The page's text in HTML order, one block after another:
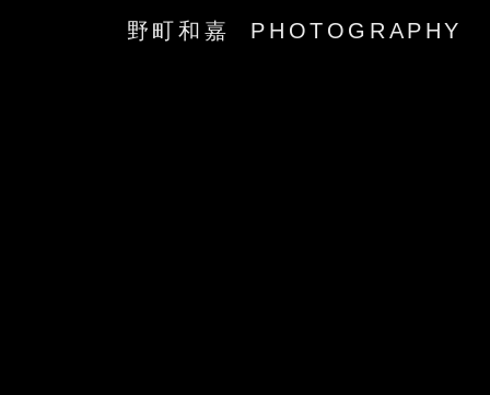
野町和嘉 PHOTOGRAPHY